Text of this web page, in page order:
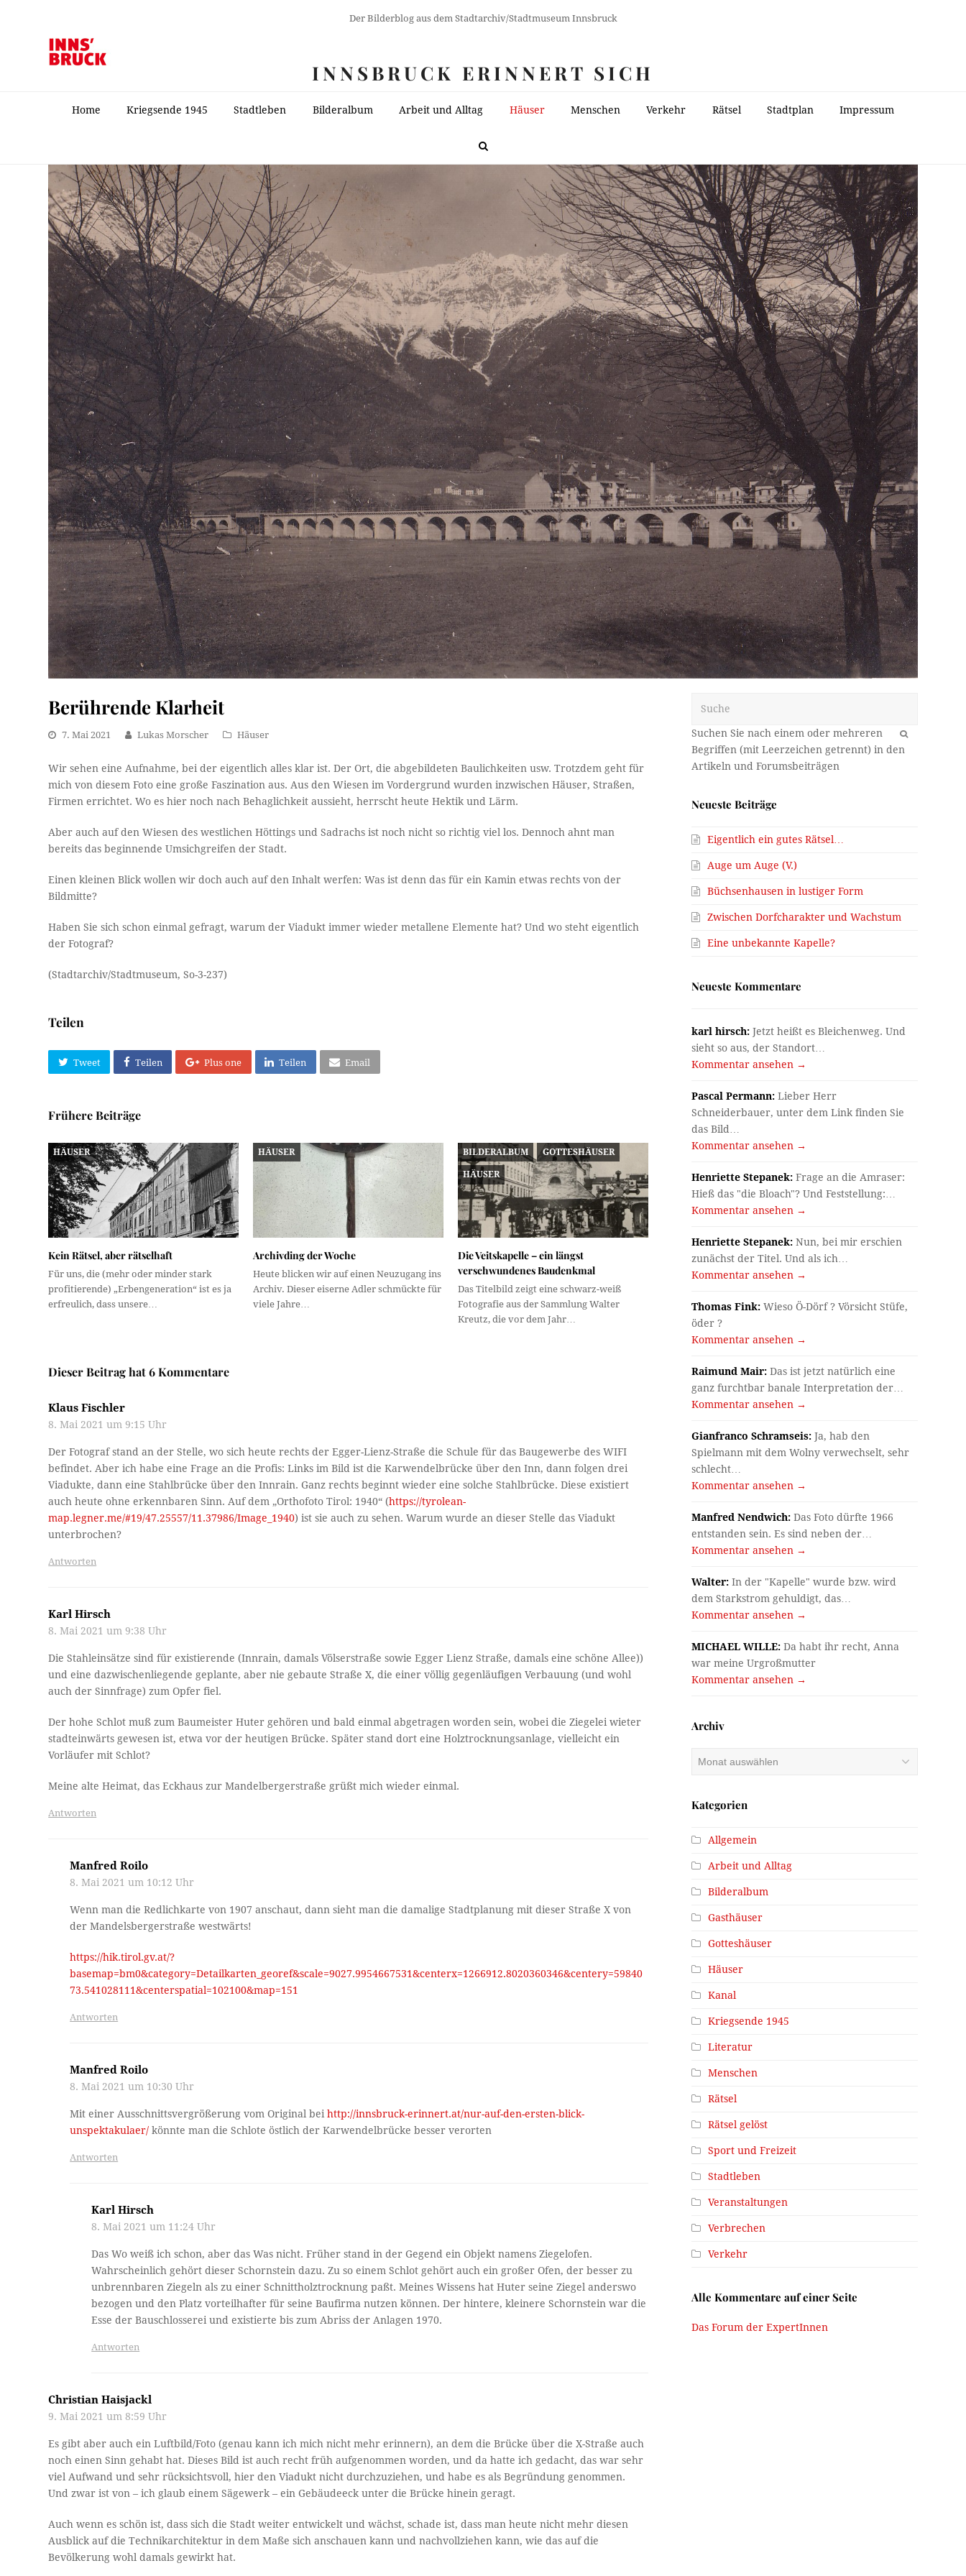
Der Bilderblog aus dem Stadtarchiv/Stadtmuseum Innsbruck
INNSBRUCK ERINNERT SICH
Home Kriegsende 1945 Stadtleben Bilderalbum Arbeit und Alltag Häuser Menschen Verkehr Rätsel Stadtplan Impressum
Berührende Klarheit
7. Mai 2021 Lukas Morscher Häuser
Wir sehen eine Aufnahme, bei der eigentlich alles klar ist. Der Ort, die abgebildeten Baulichkeiten usw. Trotzdem geht für
mich von diesem Foto eine große Faszination aus. Aus den Wiesen im Vordergrund wurden inzwischen Häuser, Straßen,
Firmen errichtet. Wo es hier noch nach Behaglichkeit aussieht, herrscht heute Hektik und Lärm.
Aber auch auf den Wiesen des westlichen Höttings und Sadrachs ist noch nicht so richtig viel los. Dennoch ahnt man
bereits das beginnende Umsichgreifen der Stadt.
Einen kleinen Blick wollen wir doch auch auf den Inhalt werfen: Was ist denn das für ein Kamin etwas rechts von der
Bildmitte?
Haben Sie sich schon einmal gefragt, warum der Viadukt immer wieder metallene Elemente hat? Und wo steht eigentlich
der Fotograf?
(Stadtarchiv/Stadtmuseum, So-3-237)
Teilen
Tweet Teilen Plus one Teilen Email
Frühere Beiträge
HÄUSER
Kein Rätsel, aber rätselhaft
Für uns, die (mehr oder minder stark
profitierende) „Erbengeneration“ ist es ja
erfreulich, dass unsere…
HÄUSER
Archivding der Woche
Heute blicken wir auf einen Neuzugang ins
Archiv. Dieser eiserne Adler schmückte für
viele Jahre…
BILDERALBUM GOTTESHÄUSER
HÄUSER
Die Veitskapelle – ein längst
verschwundenes Baudenkmal
Das Titelbild zeigt eine schwarz-weiß
Fotografie aus der Sammlung Walter
Kreutz, die vor dem Jahr…
Dieser Beitrag hat 6 Kommentare
Klaus Fischler
8. Mai 2021 um 9:15 Uhr
Der Fotograf stand an der Stelle, wo sich heute rechts der Egger-Lienz-Straße die Schule für das Baugewerbe des WIFI
befindet. Aber ich habe eine Frage an die Profis: Links im Bild ist die Karwendelbrücke über den Inn, dann folgen drei
Viadukte, dann eine Stahlbrücke über den Innrain. Ganz rechts beginnt wieder eine solche Stahlbrücke. Diese existiert
auch heute ohne erkennbaren Sinn. Auf dem „Orthofoto Tirol: 1940“ (https://tyrolean-
map.legner.me/#19/47.25557/11.37986/Image_1940) ist sie auch zu sehen. Warum wurde an dieser Stelle das Viadukt
unterbrochen?
Antworten
Karl Hirsch
8. Mai 2021 um 9:38 Uhr
Die Stahleinsätze sind für existierende (Innrain, damals Völserstraße sowie Egger Lienz Straße, damals eine schöne Allee))
und eine dazwischenliegende geplante, aber nie gebaute Straße X, die einer völlig gegenläufigen Verbauung (und wohl
auch der Sinnfrage) zum Opfer fiel.
Der hohe Schlot muß zum Baumeister Huter gehören und bald einmal abgetragen worden sein, wobei die Ziegelei wieter
stadteinwärts gewesen ist, etwa vor der heutigen Brücke. Später stand dort eine Holztrocknungsanlage, vielleicht ein
Vorläufer mit Schlot?
Meine alte Heimat, das Eckhaus zur Mandelbergerstraße grüßt mich wieder einmal.
Antworten
Manfred Roilo
8. Mai 2021 um 10:12 Uhr
Wenn man die Redlichkarte von 1907 anschaut, dann sieht man die damalige Stadtplanung mit dieser Straße X von
der Mandelsbergerstraße westwärts!
https://hik.tirol.gv.at/?
basemap=bm0&category=Detailkarten_georef&scale=9027.9954667531&centerx=1266912.8020360346&centery=59840
73.541028111&centerspatial=102100&map=151
Antworten
Manfred Roilo
8. Mai 2021 um 10:30 Uhr
Mit einer Ausschnittsvergrößerung vom Original beihttp://innsbruck-erinnert.at/nur-auf-den-ersten-blick-
unspektakulaer/ könnte man die Schlote östlich der Karwendelbrücke besser verorten
Antworten
Karl Hirsch
8. Mai 2021 um 11:24 Uhr
Das Wo weiß ich schon, aber das Was nicht. Früher stand in der Gegend ein Objekt namens Ziegelofen.
Wahrscheinlich gehört dieser Schornstein dazu. Zu so einem Schlot gehört auch ein großer Ofen, der besser zu
unbrennbaren Ziegeln als zu einer Schnittholztrocknung paßt. Meines Wissens hat Huter seine Ziegel anderswo
bezogen und den Platz vorteilhafter für seine Baufirma nutzen können. Der hintere, kleinere Schornstein war die
Esse der Bauschlosserei und existierte bis zum Abriss der Anlagen 1970.
Antworten
Christian Haisjackl
9. Mai 2021 um 8:59 Uhr
Es gibt aber auch ein Luftbild/Foto (genau kann ich mich nicht mehr erinnern), an dem die Brücke über die X-Straße auch
noch einen Sinn gehabt hat. Dieses Bild ist auch recht früh aufgenommen worden, und da hatte ich gedacht, das war sehr
viel Aufwand und sehr rücksichtsvoll, hier den Viadukt nicht durchzuziehen, und habe es als Begründung genommen.
Und zwar ist von – ich glaub einem Sägewerk – ein Gebäudeeck unter die Brücke hinein geragt.
Auch wenn es schön ist, dass sich die Stadt weiter entwickelt und wächst, schade ist, dass man heute nicht mehr diesen
Ausblick auf die Technikarchitektur in dem Maße sich anschauen kann und nachvollziehen kann, wie das auf die
Bevölkerung wohl damals gewirkt hat.
OK
Neueste Beiträge
Eigentlich ein gutes Rätsel…
Auge um Auge (V.)
Büchsenhausen in lustiger Form
Zwischen Dorfcharakter und Wachstum
Eine unbekannte Kapelle?
Neueste Kommentare
karl hirsch: Jetzt heißt es Bleichenweg. Und
sieht so aus, der Standort…
Kommentar ansehen →
Pascal Permann: Lieber Herr
Schneiderbauer, unter dem Link finden Sie
das Bild…
Kommentar ansehen →
Henriette Stepanek: Frage an die Amraser:
Hieß das "die Bloach"? Und Feststellung:…
Kommentar ansehen →
Henriette Stepanek: Nun, bei mir erschien
zunächst der Titel. Und als ich…
Kommentar ansehen →
Thomas Fink: Wieso Ö-Dörf ? Vörsicht Stüfe,
öder ?
Kommentar ansehen →
Raimund Mair: Das ist jetzt natürlich eine
ganz furchtbar banale Interpretation der…
Kommentar ansehen →
Gianfranco Schramseis: Ja, hab den
Spielmann mit dem Wolny verwechselt, sehr
schlecht…
Kommentar ansehen →
Manfred Nendwich: Das Foto dürfte 1966
entstanden sein. Es sind neben der…
Kommentar ansehen →
Walter: In der "Kapelle" wurde bzw. wird
dem Starkstrom gehuldigt, das…
Kommentar ansehen →
MICHAEL WILLE: Da habt ihr recht, Anna
war meine Urgroßmutter
Kommentar ansehen →
Archiv
Kategorien
Allgemein
Arbeit und Alltag
Bilderalbum
Gasthäuser
Gotteshäuser
Häuser
Kanal
Kriegsende 1945
Literatur
Menschen
Rätsel
Rätsel gelöst
Sport und Freizeit
Stadtleben
Veranstaltungen
Verbrechen
Verkehr
Alle Kommentare auf einer Seite
Das Forum der ExpertInnen